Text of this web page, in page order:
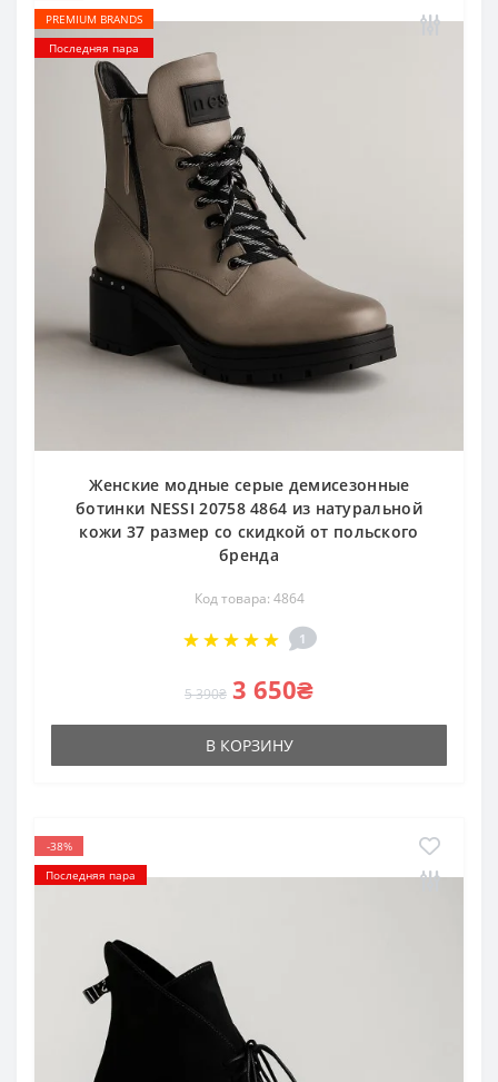
PREMIUM BRANDS
Последняя пара
Женские модные серые демисезонные
ботинки NESSI 20758 4864 из натуральной
кожи 37 размер со скидкой от польского
бренда
Код товара: 4864
1
5 390₴ 3 650₴
В КОРЗИНУ
-38%
Последняя пара